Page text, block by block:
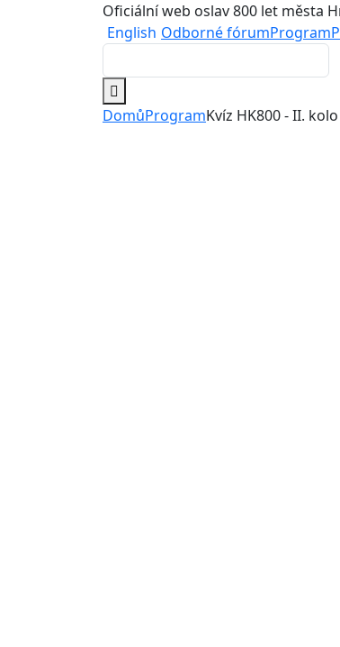
Oficiální web oslav 800 let města
English Odborné fórumProgram
DomůProgramKvíz HK800 - II. kolo